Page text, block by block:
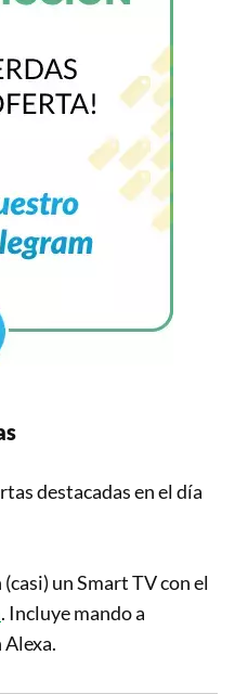
destacadas en el día
un Smart TV con el
. Incluye mando a